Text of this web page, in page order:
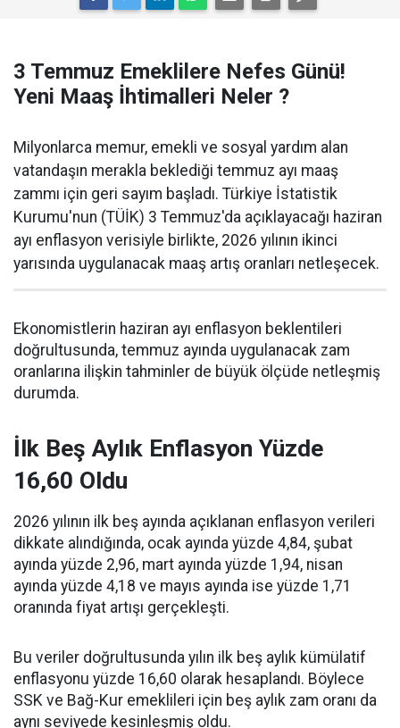
3 Temmuz Emeklilere Nefes Günü!
Yeni Maaş İhtimalleri Neler ?
Milyonlarca memur, emekli ve sosyal yardım alan
vatandaşın merakla beklediği temmuz ayı maaş
zammı için geri sayım başladı. Türkiye İstatistik
Kurumu'nun (TÜİK) 3 Temmuz'da açıklayacağı haziran
ayı enflasyon verisiyle birlikte, 2026 yılının ikinci
yarısında uygulanacak maaş artış oranları netleşecek.
Ekonomistlerin haziran ayı enflasyon beklentileri
doğrultusunda, temmuz ayında uygulanacak zam
oranlarına ilişkin tahminler de büyük ölçüde netleşmiş
durumda.
İlk Beş Aylık Enflasyon Yüzde
16,60 Oldu
2026 yılının ilk beş ayında açıklanan enflasyon verileri
dikkate alındığında, ocak ayında yüzde 4,84, şubat
ayında yüzde 2,96, mart ayında yüzde 1,94, nisan
ayında yüzde 4,18 ve mayıs ayında ise yüzde 1,71
oranında fiyat artışı gerçekleşti.
Bu veriler doğrultusunda yılın ilk beş aylık kümülatif
enflasyonu yüzde 16,60 olarak hesaplandı. Böylece
SSK ve Bağ-Kur emeklileri için beş aylık zam oranı da
aynı seviyede kesinleşmiş oldu.